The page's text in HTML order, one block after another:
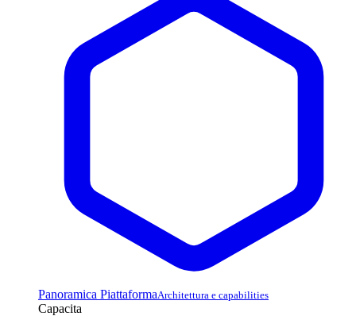
Panoramica PiattaformaArchitettura e capabilities
Capacita